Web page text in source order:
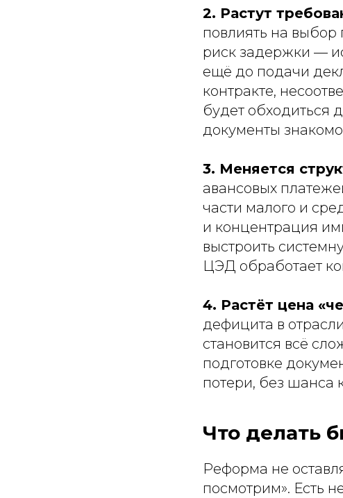
2. Растут
повлиять на выбор
риск задержки —
ещё до подачи
контракте,
будет обходиться
документы
3. Меняется
авансовых
части малого и
и концентрация
выстроить
ЦЭД обработает
4. Растёт цена
дефицита в
становится всё
подготовке
потери, без шанса
Что делать
Реформа не
посмотрим». Есть